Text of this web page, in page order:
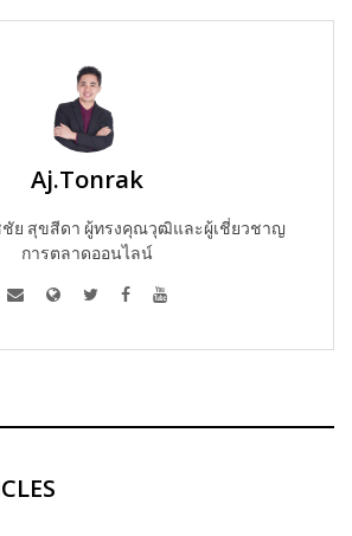
Aj.Tonrak
ชัย สุขสีดา ผู้ทรงคุณวุฒิและผู้เชี่ยวชาญ
การตลาดออนไลน์